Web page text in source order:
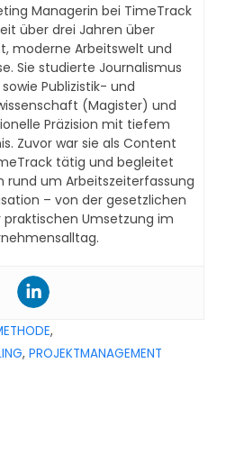
Managerin bei TimeTrack
über drei Jahren über
moderne Arbeitswelt und
Sie studierte Journalismus
Publizistik- und
(Magister) und
Präzision mit tiefem
Zuvor war sie als Content
tätig und begleitet
rund um Arbeitszeiterfassung
– von der gesetzlichen
praktischen Umsetzung im
,
,PROJEKTMANAGEMENT